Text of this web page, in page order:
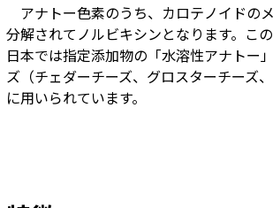
アナトー色素のうち、カロテノイドの
分解されてノルビキシンとなります。こ
日本では指定添加物の「水溶性アナトー
ズ（チェダーチーズ、グロスターチーズ
に用いられています。